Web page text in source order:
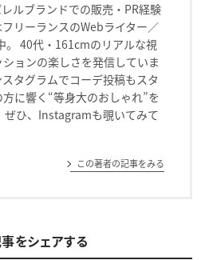
ルブランドでの販売・PR経験
リーランスのWebライター／
。 40代・161cmのリアルな視
ョンの楽しさを発信していま
タグラムでコーデ投稿もスタ
に響く“等身大のおしゃれ”を
ぜひ、Instagramも覗いてみて
この著者の記事をみる
をシェアする